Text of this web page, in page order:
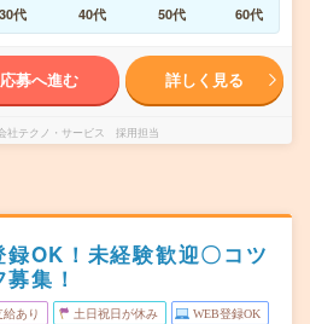
30代 40代 50代 60代
応募へ進む 詳しく見る
社テクノ・サービス 採用担当
OK！未経験歓迎〇コツ
集！
あり 土日祝日が休み WEB登録OK